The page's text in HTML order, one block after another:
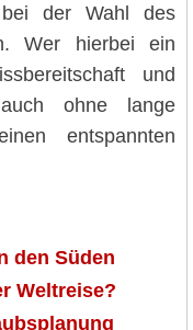
der Wahl des
Wer hierbei ein
und
ohne lange
entspannten
den Süden
Weltreise?